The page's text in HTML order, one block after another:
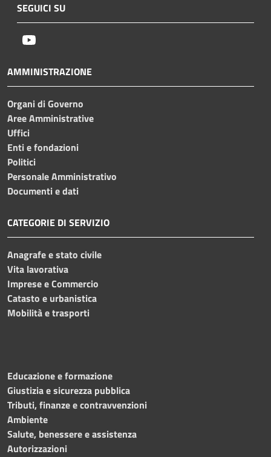
SEGUICI SU
AMMINISTRAZIONE
Organi di Governo
Aree Amministrative
Uffici
Enti e fondazioni
Politici
Personale Amministrativo
Documenti e dati
CATEGORIE DI SERVIZIO
Anagrafe e stato civile
Vita lavorativa
Imprese e Commercio
Catasto e urbanistica
Mobilità e trasporti
Educazione e formazione
Giustizia e sicurezza pubblica
Tributi, finanze e contravvenzioni
Ambiente
Salute, benessere e assistenza
Autorizzazioni